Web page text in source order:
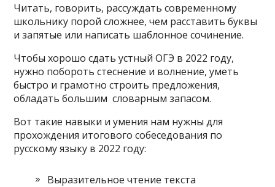
Читать, говорить, рассуждать современному
школьнику порой сложнее, чем расставить буквы
и запятые или написать шаблонное сочинение.
Чтобы хорошо сдать устный ОГЭ в 2022 году,
нужно побороть стеснение и волнение, уметь
быстро и грамотно строить предложения,
обладать большим словарным запасом.
Вот такие навыки и умения нам нужны для
прохождения итогового собеседования по
русскому языку в 2022 году:
Выразительное чтение текста